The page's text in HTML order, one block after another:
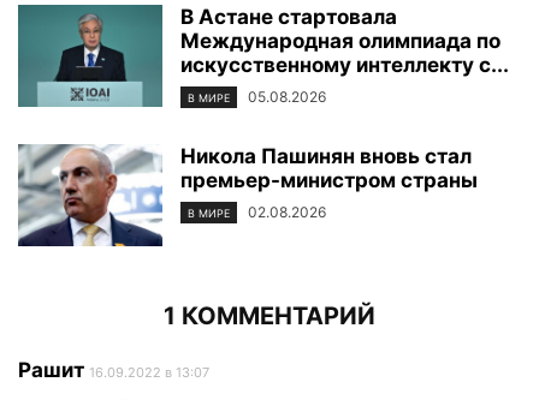
В Астане стартовала
Международная олимпиада по
искусственному интеллекту с...
В МИРЕ 05.08.2026
Никола Пашинян вновь стал
премьер-министром страны
В МИРЕ 02.08.2026
1 КОММЕНТАРИЙ
Рашит 16.09.2022 в 13:07